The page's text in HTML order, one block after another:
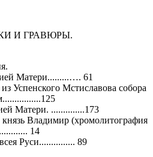
И ГРАВЮРЫ.
Матери.........…. 61
Успенского Мстиславова собора
Матери. ..............173
Владимир (хромолитография
14
Руси............... 89